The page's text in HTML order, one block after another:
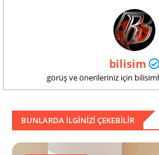
bilisim
görüş ve önerileriniz için
BUNLARDA ILGINIZI ÇEKEBILIR